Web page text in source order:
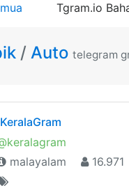
Tgram.io
/ Auto telegram
malayalam
16.971